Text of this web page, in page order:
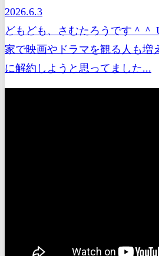
2026.6.3
どもども、さむたろうです＾＾
家で映画やドラマを観る人も増
に解約しようと思ってました...